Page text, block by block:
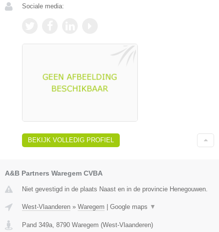
Sociale media:
BEKIJK VOLLEDIG PROFIEL
A&B Partners Waregem CVBA
Niet gevestigd in de plaats Naast en in de provincie Henegouwen.
West-Vlaanderen » Waregem | Google maps ▼
Pand 349a 8790 Waregem (West-Vlaanderen)